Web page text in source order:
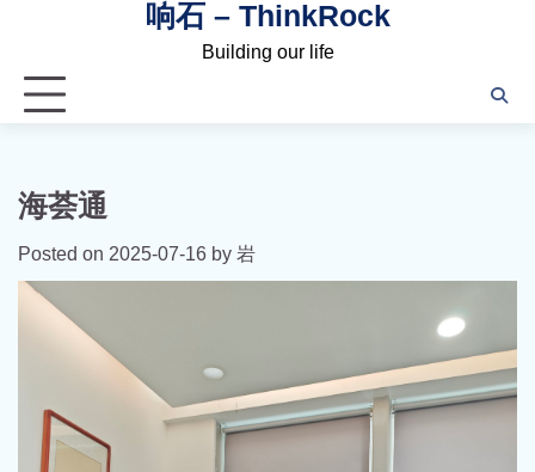
响石 – ThinkRock
Building our life
海荟通
Posted on 2025-07-16 by 岩